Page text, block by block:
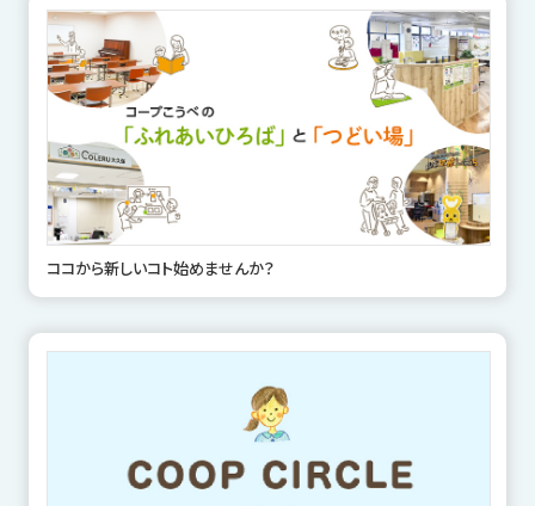
ココから新しいコト始めませんか？